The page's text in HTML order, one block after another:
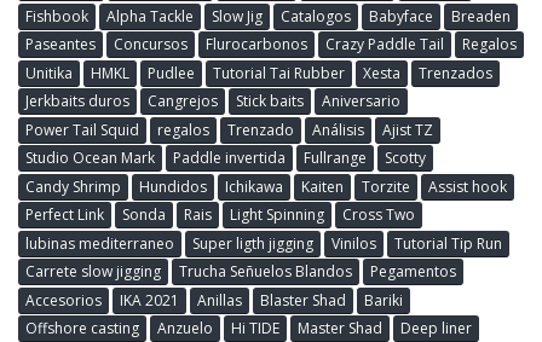
Fishbook
Alpha Tackle Slow Jig Catalogos Babyface
Breaden
Paseantes
Concursos Flurocarbonos Crazy Paddle Tail
Regalos
Unitika
HMKL Pudlee Tutorial Tai Rubber Xesta
Trenzados
Jerkbaits duros
Cangrejos Stick baits
Aniversario
Power Tail Squid
regalos Trenzado Análisis
Ajist TZ
Studio Ocean Mark
Paddle invertida Fullrange
Scotty
Candy Shrimp
Hundidos Ichikawa Kaiten Torzite
Assist hook
Perfect Link
Sonda Rais Light Spinning
Cross Two
lubinas mediterraneo
Super ligth jigging Vinilos
Tutorial Tip Run
Carrete slow jigging
Trucha Señuelos Blandos
Pegamentos
Accesorios
IKA 2021 Anillas Blaster Shad
Bariki
Offshore casting
Anzuelo Hi TIDE Master Shad
Deep liner